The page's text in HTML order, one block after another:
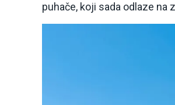
puhače, koji sada odlaze